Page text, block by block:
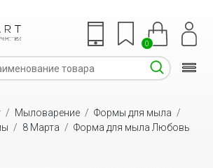
0
/ Мыловарение / Формы для мыла /
/ 8 Марта / Форма для мыла Любовь